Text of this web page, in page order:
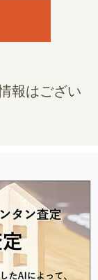
報はござい